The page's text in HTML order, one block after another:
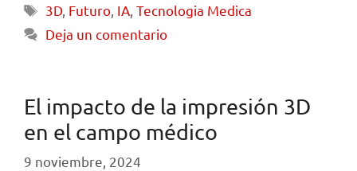
3D, Futuro IA ,Tecnologia Medica
Deja un comentario
El impacto de la impresión 3D
en el campo médico
9 noviembre, 2024